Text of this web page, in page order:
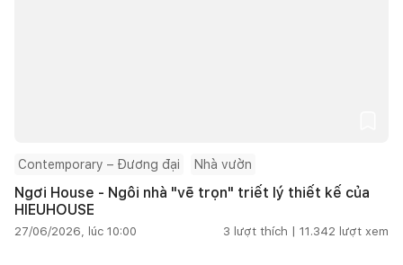
Contemporary – Đương đại Nhà vườn
Ngơi House - Ngôi nhà "vẽ trọn" triết lý thiết kế của
HIEUHOUSE
27/06/2026, lúc 10:00 3 lượt thích | 11.342 lượt xem